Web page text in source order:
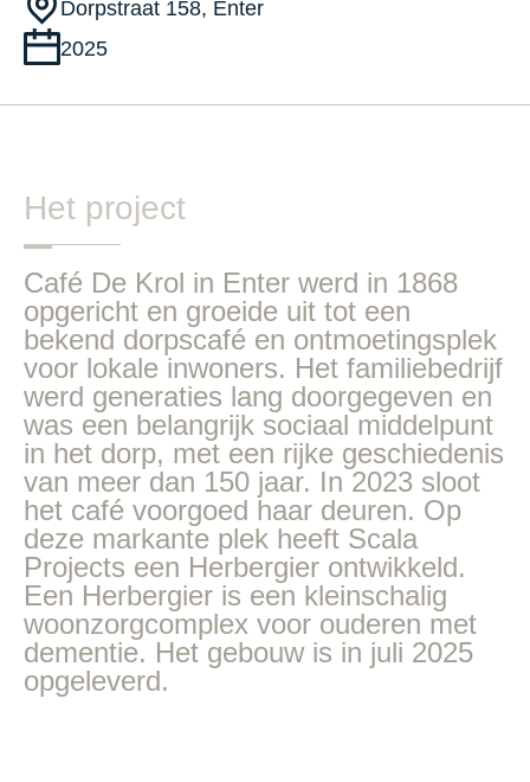
Dorpstraat 158, Enter
2025
Het project
Café De Krol in Enter werd in 1868
opgericht en groeide uit tot een
bekend dorpscafé en ontmoetingsplek
voor lokale inwoners. Het familiebedrijf
werd generaties lang doorgegeven en
was een belangrijk sociaal middelpunt
in het dorp, met een rijke geschiedenis
van meer dan 150 jaar. In 2023 sloot
het café voorgoed haar deuren. Op
deze markante plek heeft Scala
Projects een Herbergier ontwikkeld.
Een Herbergier is een kleinschalig
woonzorgcomplex voor ouderen met
dementie. Het gebouw is in juli 2025
opgeleverd.